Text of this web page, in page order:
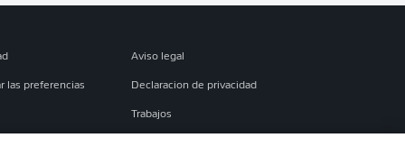
Aviso legal
las preferencias Declaracion de privacidad
Trabajos